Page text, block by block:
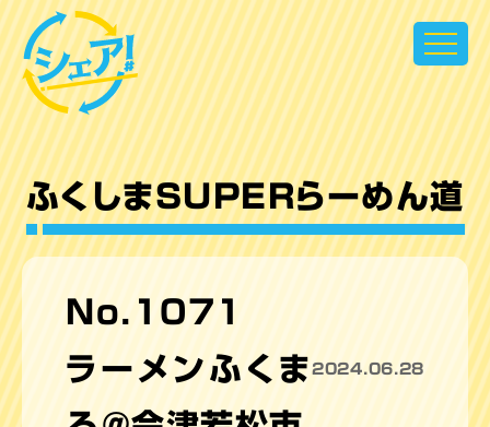
超県民参加型テレビ シェア！
ふくしまSUPERらーめん道
No.1071
ラーメンふくま 2024.06.28